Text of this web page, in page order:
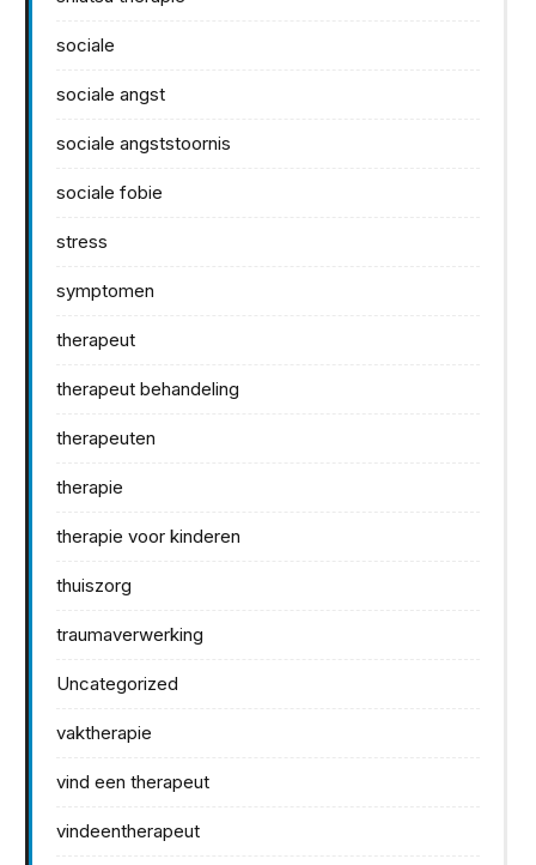
sociale
sociale angst
sociale angststoornis
sociale fobie
stress
symptomen
therapeut
therapeut behandeling
therapeuten
therapie
therapie voor kinderen
thuiszorg
traumaverwerking
Uncategorized
vaktherapie
vind een therapeut
vindeentherapeut